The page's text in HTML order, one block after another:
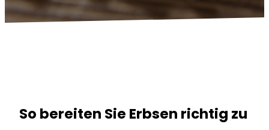
So bereiten Sie Erbsen richtig zu